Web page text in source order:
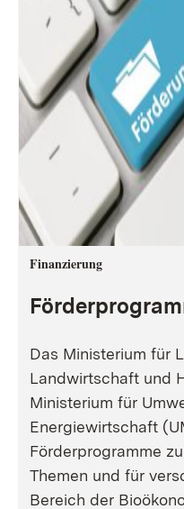
Finanzierung
Das Ministerium für
Landwirtschaft und
Ministerium für
Energiewirtschaft
Förderprogramme
Themen und für
Bereich der